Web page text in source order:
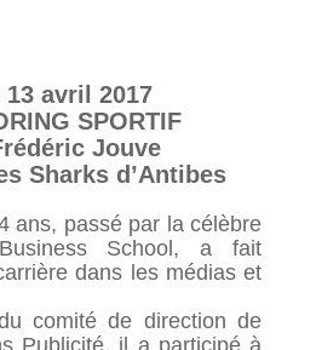
avril 2017
SPORTIF
Jouve
Sharks d’Antibes
ans, passé par la célèbre
School, a fait
dans les médias et
comité de direction de
Publicité, il a participé à